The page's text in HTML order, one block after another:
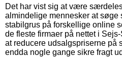
Det har vist sig at være
almindelige mennesker at søge
stabilgrus på forskellige online
de fleste firmaer på nettet i
at reducere udsalgspriserne på
endda nogle gange sikre fragt